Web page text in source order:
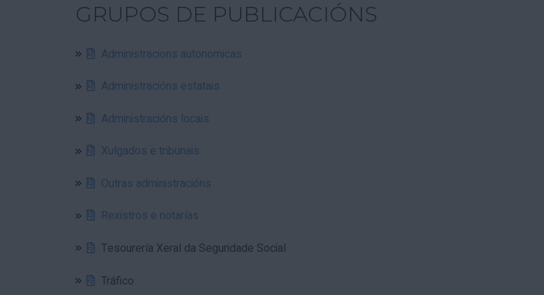
GRUPOS DE PUBLICACIÓNS
Administracions autonomicas
Administracións estatais
Administracións locais
Xulgados e tribunais
Outras administracións
Rexistros e notarías
Tesourería Xeral da Seguridade Social
Tráfico